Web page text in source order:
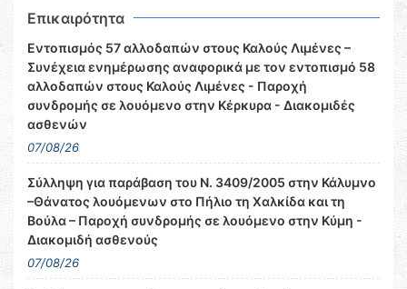
Επικαιρότητα
Εντοπισμός 57 αλλοδαπών στους Καλούς Λιμένες –
Συνέχεια ενημέρωσης αναφορικά με τον εντοπισμό 58
αλλοδαπών στους Καλούς Λιμένες - Παροχή
συνδρομής σε λουόμενο στην Κέρκυρα - Διακομιδές
ασθενών
07/08/26
Σύλληψη για παράβαση του Ν. 3409/2005 στην Κάλυμνο
–Θάνατος λουόμενων στο Πήλιο τη Χαλκίδα και τη
Βούλα – Παροχή συνδρομής σε λουόμενο στην Κύμη -
Διακομιδή ασθενούς
07/08/26